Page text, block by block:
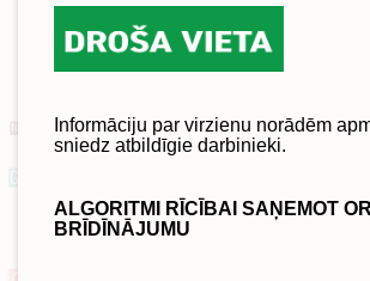
Informāciju par virzienu norādēm
sniedz atbildīgie darbinieki.
ALGORITMI RĪCĪBAI SAŅEMOT
BRĪDĪNĀJUMU